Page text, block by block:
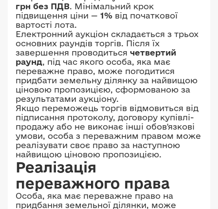
грн без ПДВ. Мінімальний крок
підвищення ціни — 1% від початкової
вартості лота.
Електронний аукціон складається з трьох
основних раундів торгів. Після їх
завершення проводиться четвертий
раунд, під час якого особа, яка має
переважне право, може погодитися
придбати земельну ділянку за найвищою
ціновою пропозицією, сформованою за
результатами аукціону.
Якщо переможець торгів відмовиться від
підписання протоколу, договору купівлі-
продажу або не виконає інші обов'язкові
умови, особа з переважним правом може
реалізувати своє право за наступною
найвищою ціновою пропозицією.
Реалізація
переважного права
Особа, яка має переважне право на
придбання земельної ділянки, може